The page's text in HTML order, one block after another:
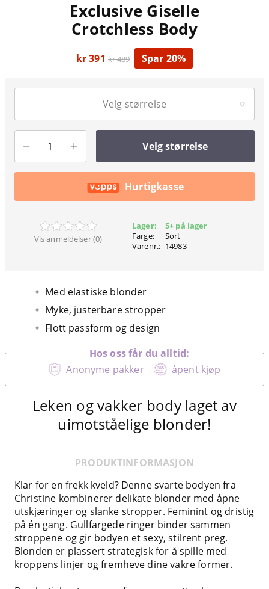
Exclusive Giselle
Crotchless Body
kr 391 kr 489 Spar 20%
Velg størrelse
Velg størrelse
Hurtigkasse
Vis anmeldelser (0)
Lager:
Farge:
Varenr.:
5+ på lager
Sort
14983
Med elastiske blonder
Myke, justerbare stropper
Flott passform og design
Anonyme pakker åpent kjøp
Hos oss får du alltid:
Leken og vakker body laget av
uimotståelige blonder!
PRODUKTINFORMASJON
Klar for en frekk kveld? Denne svarte bodyen fra
Christine kombinerer delikate blonder med åpne
utskjæringer og slanke stropper. Feminint og dristig
på én gang. Gullfargede ringer binder sammen
stroppene og gir bodyen et sexy, stilrent preg.
Blonden er plassert strategisk for å spille med
kroppens linjer og fremheve dine vakre former.